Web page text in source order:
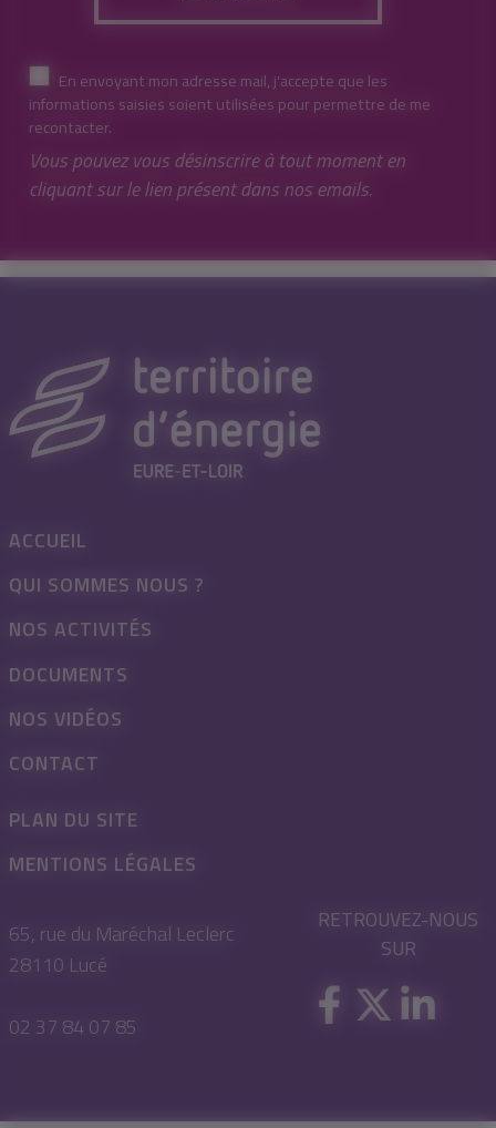
En envoyant mon adresse mail, j'accepte que les
informations saisies soient utilisées pour permettre de me
recontacter.
Vous pouvez vous désinscrire à tout moment en
cliquant sur le lien présent dans nos emails.
65, rue du Maréchal Leclerc
28110 Lucé
02 37 84 07 85
ACCUEIL
QUI SOMMES NOUS ?
NOS ACTIVITÉS
DOCUMENTS
NOS VIDÉOS
CONTACT
PLAN DU SITE
MENTIONS LÉGALES
RETROUVEZ-NOUS
SUR